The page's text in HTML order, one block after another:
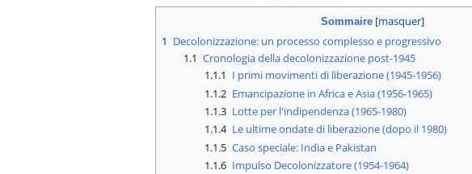
Sommaire
1 Decolonizzazione: un processo complesso e progressivo
1.1 Cronologia della decolonizzazione post-1945
1.1.1 I primi movimenti di liberazione (1945-1956)
1.1.2 Emancipazione in Africa e Asia (1956-1965)
1.1.3 Lotte per l'indipendenza (1965-1980)
1.1.4 Le ultime ondate di liberazione (dopo il 1980)
1.1.5 Caso speciale: India e Pakistan
1.1.6 Impulso Decolonizzatore (1954-1964)